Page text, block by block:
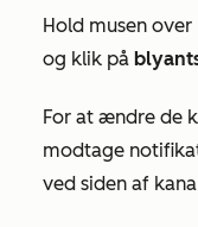
Hold musen
og klik på
For at ændre de
modtage
ved siden af